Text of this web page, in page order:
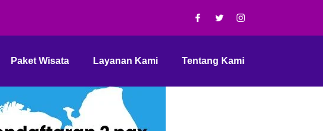
Paket Wisata Layanan Kami Tentang Kami